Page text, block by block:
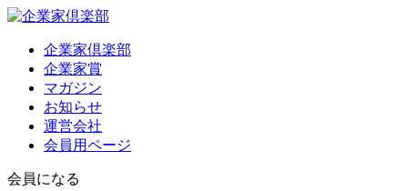
企業家倶楽部
企業家賞
マガジン
お知らせ
運営会社
会員用ページ
会員になる